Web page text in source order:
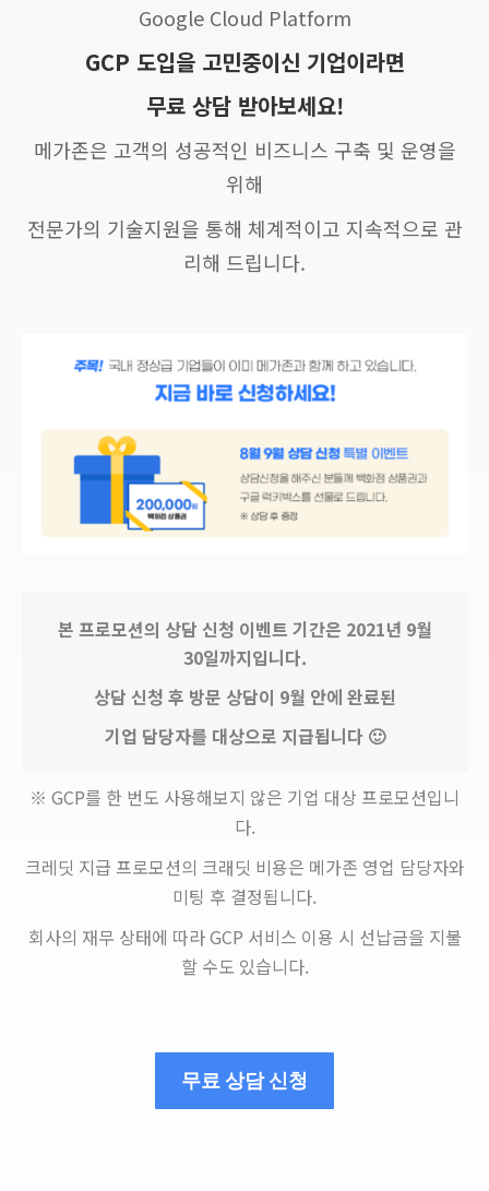
Google Cloud Platform
GCP 도입을 고민중이신 기업이라면
무료 상담 받아보세요!
메가존은 고객의 성공적인 비즈니스 구축 및 운영을
위해
전문가의 기술지원을 통해 체계적이고 지속적으로 관
리해 드립니다.
본 프로모션의 상담 신청 이벤트 기간은 2021년 9월
30일까지입니다.
상담 신청 후 방문 상담이 9월 안에 완료된
기업 담당자를 대상으로 지급됩니다 🙂
※ GCP를 한 번도 사용해보지 않은 기업 대상 프로모션입니
다.
크레딧 지급 프로모션의 크래딧 비용은 메가존 영업 담당자와
미팅 후 결정됩니다.
회사의 재무 상태에 따라 GCP 서비스 이용 시 선납금을 지불
할 수도 있습니다.
무료 상담 신청